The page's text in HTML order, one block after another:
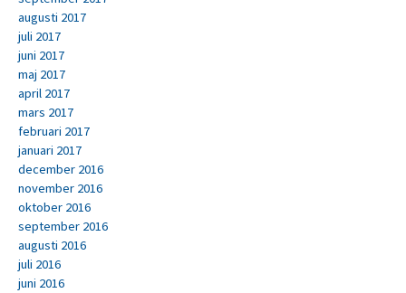
augusti 2017
juli 2017
juni 2017
maj 2017
april 2017
mars 2017
februari 2017
januari 2017
december 2016
november 2016
oktober 2016
september 2016
augusti 2016
juli 2016
juni 2016